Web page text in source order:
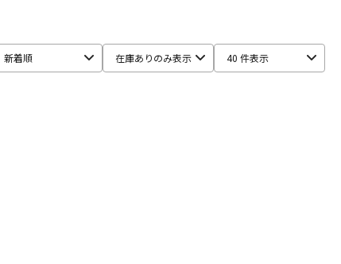
新着順 在庫ありのみ表示 40 件表示